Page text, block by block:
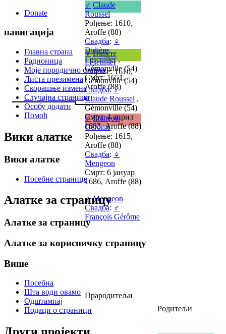
♂ Claude
Roussel
Рођење: 1610,
Aroffe (88)
Свадба: ♀
Didière
Lescuiller,
Gémonville (54)
Смрт: 1651,
Aroffe (88)
♀ Didière
Lescuiller
Рођење: 1610,
Gémonville (54)
Свадба:♂
Claude Roussel ,
Gémonville (54)
Смрт: 4 април
1683, Aroffe (88)
♂ François
Gérôme
Рођење: 1615,
Aroffe (88)
Свадба: ♀
Mengeon
Смрт: 6 јануар
1686, Aroffe (88)
♀ Mengeon
Свадба: ♂
François Gérôme
Прародитељи
Родитељи
Donate
навигација
Главна страна
Радионица
Моје породично стабло
Листа презимена
Скорашње измене
Случајна страница
Особу додати
Помоћ
Вики алатке
Вики алатке
Посебне странице
Алатке за страницу
Алатке за страницу
Алатке за корисничку страницу
Више
Посебна
Шта води овамо
Одштампај
Подаци о страници